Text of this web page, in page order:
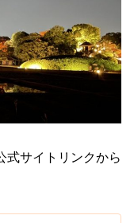
式サイトリンクから